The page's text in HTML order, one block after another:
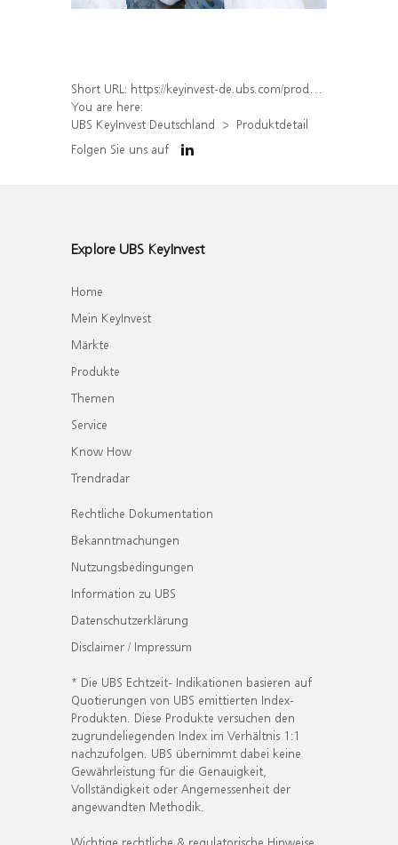
Short URL: https://keyinvest-de.ubs.com/produkt/detail/index/isin/DE000WA83D58
You are here:
UBS KeyInvest Deutschland
Produktdetail
Folgen Sie uns auf
Explore UBS KeyInvest
Home
Mein KeyInvest
Märkte
Produkte
Themen
Service
Know How
Trendradar
Rechtliche Dokumentation
Bekanntmachungen
Nutzungsbedingungen
Information zu UBS
Datenschutzerklärung
Disclaimer / Impressum
* Die UBS Echtzeit- Indikationen basieren auf
Quotierungen von UBS emittierten Index-
Produkten. Diese Produkte versuchen den
zugrundeliegenden Index im Verhältnis 1:1
nachzufolgen. UBS übernimmt dabei keine
Gewährleistung für die Genauigkeit,
Vollständigkeit oder Angemessenheit der
angewandten Methodik.